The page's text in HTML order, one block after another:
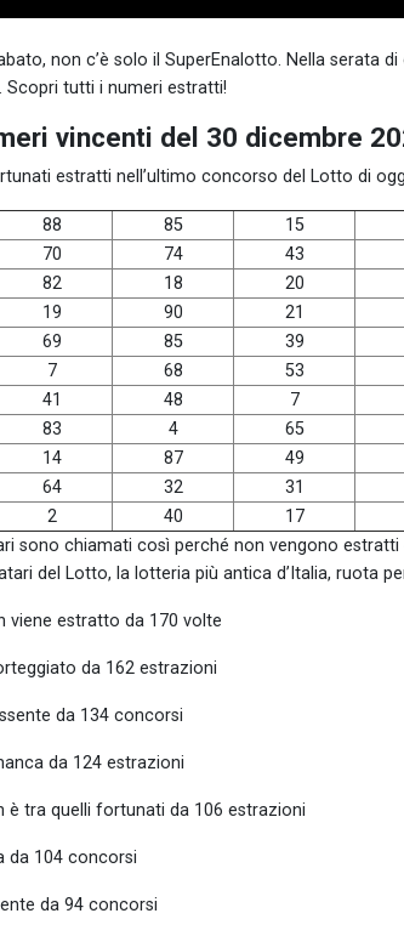
non c’è solo il SuperEnalotto. Nella serata
Scopri tutti i numeri estratti!
vincenti del 30 dicembre
estratti nell’ultimo concorso del Lotto di
88 85 15
70 74 43
82 18 20
19 90 21
69 85 39
7 68 53
41 48 7
83 4 65
14 87 49
64 32 31
2 40 17
sono chiamati così perché non vengono
del Lotto, la lotteria più antica d’Italia, ruota
viene estratto da 170 volte
da 162 estrazioni
da 134 concorsi
da 124 estrazioni
è tra quelli fortunati da 106 estrazioni
da 104 concorsi
da 94 concorsi